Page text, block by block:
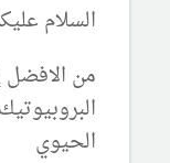
السلام
من الافضل
الحيوي